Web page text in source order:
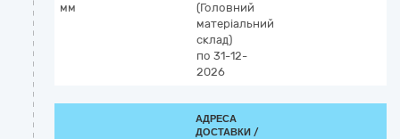
мм
(Головний
матеріальний
склад)
по 31-12-
2026
АДРЕСА
ДОСТАВКИ /